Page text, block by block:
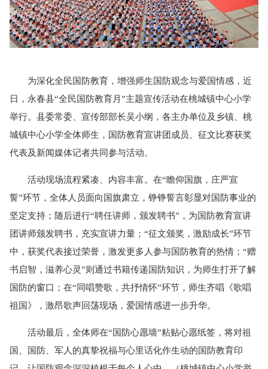
为深化全民国防教育，增强师生国防观念与爱国情感，近
日，永春县“全民国防教育月”主题宣传活动在桃城镇中心小学
举行。县委常委、宣传部部长吴小纲，各主办单位及乡镇、桃
城镇中心小学全体师生，国防教育宣讲团成员、征文比赛获奖
代表及新闻媒体记者共同参与活动。
活动现场流程紧凑、内容丰富。在“瞻仰国旗，庄严宣
誓”环节，全体人员面向国旗肃立，铮铮誓言彰显对国防事业的
坚定支持；随后进行“聘任讲师，颁发聘书”，为国防教育宣讲
团讲师颁发聘书，充实宣讲力量；“征文颁奖，激励成长”环节
中，获奖代表接过荣誉，激发更多人参与国防教育的热情；“赠
书启智，滋养心灵”则通过书籍传递国防知识，为师生打开了解
国防的窗口；在“同唱赞歌，共抒情怀”环节，师生齐唱《歌唱
祖国》，激昂歌声回荡现场，爱国情感进一步升华。
活动最后，全体师在“国防心愿墙”粘贴心愿纸签，将对祖
国、国防、军人的真挚祝福与心里话化作生动的国防教育印